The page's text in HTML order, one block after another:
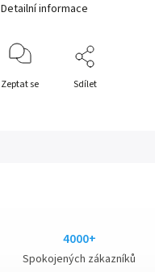
Detailní informace
Zeptat se Sdílet
4000+
Spokojených zákazníků